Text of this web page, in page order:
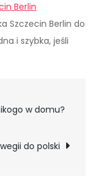
Berlin
Szczecin Berlin do
i szybka, jeśli
w domu?
do polski